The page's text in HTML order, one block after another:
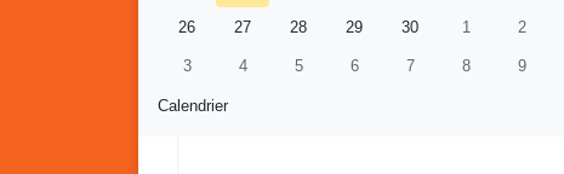
Calendrier
26 27 28 29 30 1 2
3 4 5 6 7 8 9